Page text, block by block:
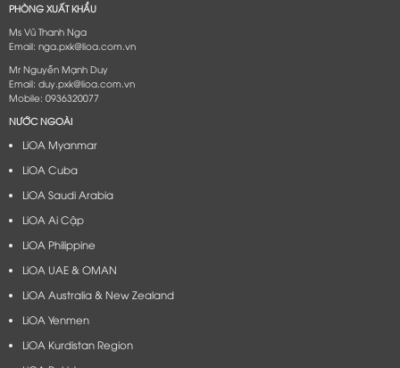
PHÒNG XUẤT KHẨU
Ms Vũ Thanh Nga
Email: nga.pxk@lioa.com.vn
Mr Nguyễn Mạnh Duy
Email: duy.pxk@lioa.com.vn
Mobile: 0936320077
NƯỚC NGOÀI
LiOA Myanmar
LiOA Cuba
LiOA Saudi Arabia
LiOA Ai Cập
LiOA Philippine
LiOA UAE & OMAN
LiOA Australia & New Zealand
LiOA Yenmen
LiOA Kurdistan Region